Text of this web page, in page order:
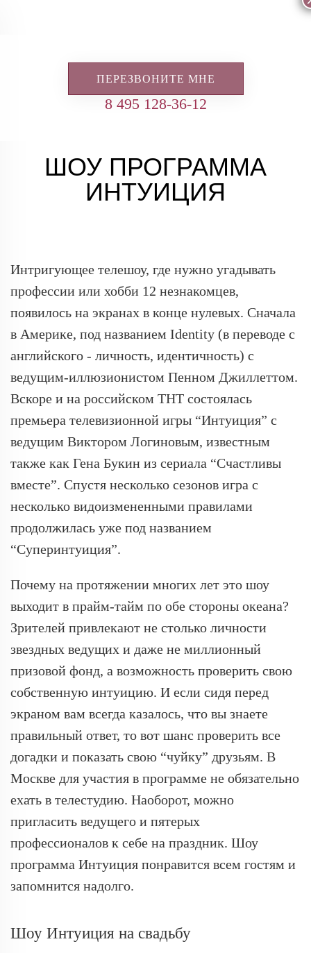
ПЕРЕЗВОНИТЕ МНЕ
8 495 128-36-12
ШОУ ПРОГРАММА
ИНТУИЦИЯ
Интригующее телешоу, где нужно угадывать
профессии или хобби 12 незнакомцев,
появилось на экранах в конце нулевых. Сначала
в Америке, под названием Identity (в переводе с
английского - личность, идентичность) с
ведущим-иллюзионистом Пенном Джиллеттом.
Вскоре и на российском ТНТ состоялась
премьера телевизионной игры “Интуиция” с
ведущим Виктором Логиновым, известным
также как Гена Букин из сериала “Счастливы
вместе”. Спустя несколько сезонов игра с
несколько видоизмененными правилами
продолжилась уже под названием
“Суперинтуиция”.
Почему на протяжении многих лет это шоу
выходит в прайм-тайм по обе стороны океана?
Зрителей привлекают не столько личности
звездных ведущих и даже не миллионный
призовой фонд, а возможность проверить свою
собственную интуицию. И если сидя перед
экраном вам всегда казалось, что вы знаете
правильный ответ, то вот шанс проверить все
догадки и показать свою “чуйку” друзьям. В
Москве для участия в программе не обязательно
ехать в телестудию. Наоборот, можно
пригласить ведущего и пятерых
профессионалов к себе на праздник. Шоу
программа Интуиция понравится всем гостям и
запомнится надолго.
Шоу Интуиция на свадьбу